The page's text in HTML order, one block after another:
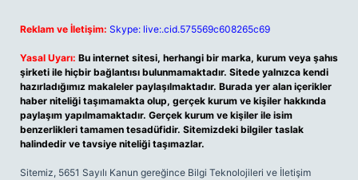
Reklam ve İletişim: Skype: live:.cid.575569c608265c69
Yasal Uyarı: Bu internet sitesi, herhangi bir marka, kurum veya şahıs
şirketi ile hiçbir bağlantısı bulunmamaktadır. Sitede yalnızca kendi
hazırladığımız makaleler paylaşılmaktadır. Burada yer alan içerikler
haber niteliği taşımamakta olup, gerçek kurum ve kişiler hakkında
paylaşım yapılmamaktadır. Gerçek kurum ve kişiler ile isim
benzerlikleri tamamen tesadüfidir. Sitemizdeki bilgiler taslak
halindedir ve tavsiye niteliği taşımazlar.
Sitemiz, 5651 Sayılı Kanun gereğince Bilgi Teknolojileri ve İletişim